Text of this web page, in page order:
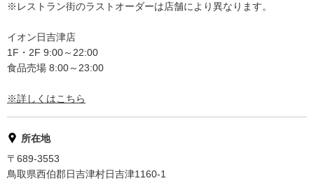
※レストラン街のラストオーダーは店舗により異なります。
イオン日吉津店
1F・2F 9:00～22:00
食品売場 8:00～23:00
※詳しくはこちら
所在地
〒689-3553
鳥取県西伯郡日吉津村日吉津1160-1